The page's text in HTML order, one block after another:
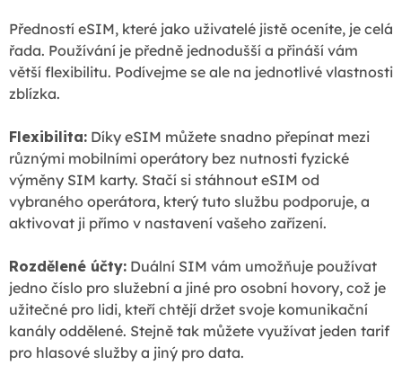
Předností eSIM, které jako uživatelé jistě oceníte, je celá
řada. Používání je předně jednodušší a přináší vám
větší flexibilitu. Podívejme se ale na jednotlivé vlastnosti
zblízka.
Flexibilita: Díky eSIM můžete snadno přepínat mezi
různými mobilními operátory bez nutnosti fyzické
výměny SIM karty. Stačí si stáhnout eSIM od
vybraného operátora, který tuto službu podporuje, a
aktivovat ji přímo v nastavení vašeho zařízení.
Rozdělené účty: Duální SIM vám umožňuje používat
jedno číslo pro služební a jiné pro osobní hovory, což je
užitečné pro lidi, kteří chtějí držet svoje komunikační
kanály oddělené. Stejně tak můžete využívat jeden tarif
pro hlasové služby a jiný pro data.